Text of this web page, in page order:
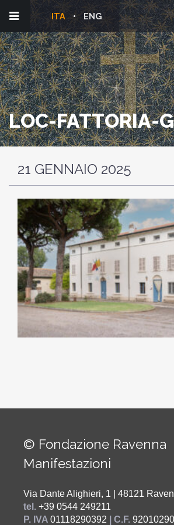
ENG
ITA
LOC-FATTORIA-
21 GENNAIO 2025
© Fondazione Ravenna
Manifestazioni
Via Dante Alighieri, 1 | 48121
tel. +39 0544 249211
P. IVA 01118290392 | C.F.